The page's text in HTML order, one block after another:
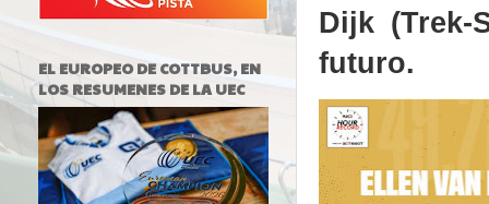
Dijk (Trek-
futuro.
EL EUROPEO DE COTTBUS, EN
LOS RESUMENES DE LA UEC